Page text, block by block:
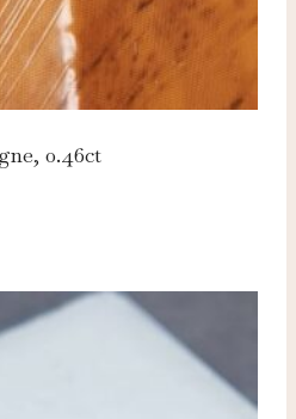
0.46ct
au bon fonctionnement
désactivés.
de mesurer l'audience et
Analytics, Matomo…).